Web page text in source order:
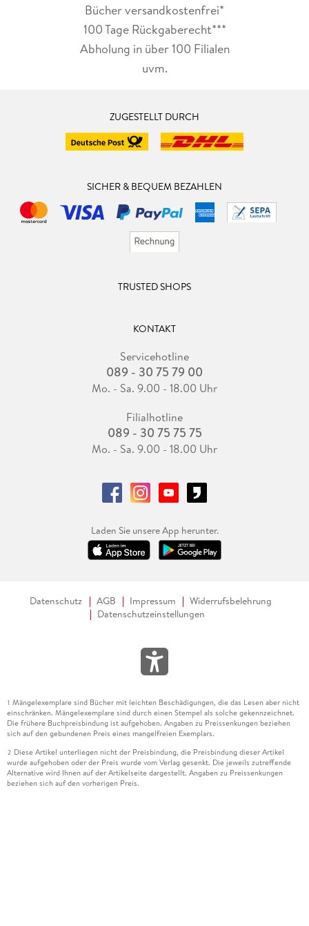
Bücher versandkostenfrei*
100 Tage Rückgaberecht***
Abholung in über 100 Filialen
uvm.
ZUGESTELLT DURCH
SICHER & BEQUEM BEZAHLEN
TRUSTED SHOPS
KONTAKT
Servicehotline
089 - 30 75 79 00
Mo. - Sa. 9.00 - 18.00 Uhr
Filialhotline
089 - 30 75 75 75
Mo. - Sa. 9.00 - 18.00 Uhr
Laden Sie unsere App herunter.
Datenschutz AGB Impressum
Widerrufsbelehrung
Datenschutzeinstellungen
1 Mängelexemplare sind Bücher mit leichten Beschädigungen, die das Lesen aber nicht
einschränken. Mängelexemplare sind durch einen Stempel als solche gekennzeichnet.
Die frühere Buchpreisbindung ist aufgehoben. Angaben zu Preissenkungen beziehen
sich auf den gebundenen Preis eines mangelfreien Exemplars.
2 Diese Artikel unterliegen nicht der Preisbindung, die Preisbindung dieser Artikel
wurde aufgehoben oder der Preis wurde vom Verlag gesenkt. Die jeweils zutreffende
Alternative wird Ihnen auf der Artikelseite dargestellt. Angaben zu Preissenkungen
beziehen sich auf den vorherigen Preis.